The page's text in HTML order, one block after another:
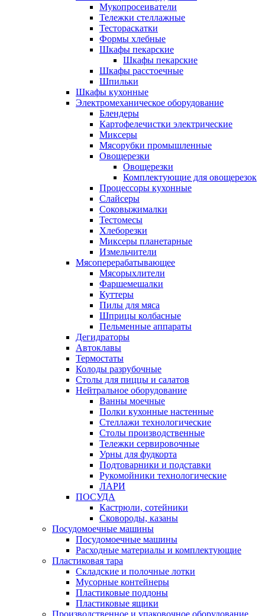
Мукопросеиватели
Тележки стеллажные
Тестораскатки
Формы хлебные
Шкафы пекарские
Шкафы пекарские
Шкафы расстоечные
Шпильки
Шкафы кухонные
Электромеханическое оборудование
Блендеры
Картофелечистки электрические
Миксеры
Мясорубки промышленные
Овощерезки
Овощерезки
Комплектующие для овощерезок
Процессоры кухонные
Слайсеры
Соковыжималки
Тестомесы
Хлеборезки
Миксеры планетарные
Измельчители
Мясоперерабатывающее
Мясорыхлители
Фаршемешалки
Куттеры
Пилы для мяса
Шприцы колбасные
Пельменные аппараты
Дегидраторы
Автоклавы
Термостаты
Колоды разрубочные
Столы для пиццы и салатов
Нейтральное оборудование
Ванны моечные
Полки кухонные настенные
Стеллажи технологические
Столы производственные
Тележки сервировочные
Урны для фудкорта
Подтоварники и подставки
Рукомойники технологические
ЛАРИ
ПОСУДА
Кастрюли, сотейники
Сковороды, казаны
Посудомоечные машины
Посудомоечные машины
Расходные материалы и комплектующие
Пластиковая тара
Складские и полочные лотки
Мусорные контейнеры
Пластиковые поддоны
Пластиковые ящики
Производственное и упаковочное оборудование